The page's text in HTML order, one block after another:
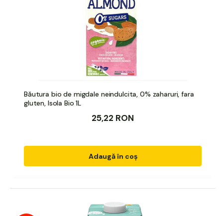
Băutura bio de migdale neindulcita, 0% zaharuri, fara
gluten, Isola Bio 1L
25,22 RON
Adaugă în coș